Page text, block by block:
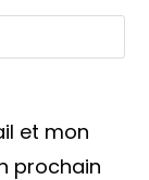
et mon
prochain